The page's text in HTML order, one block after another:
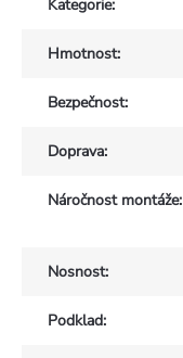
Kategorie:
Hmotnost:
Bezpečnost:
Doprava:
Náročnost montáže:
Nosnost:
Podklad: